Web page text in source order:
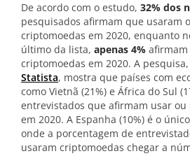
De acordo com o estudo, 32% dos
pesquisados afirmam que usaram
criptomoedas em 2020, enquanto
último da lista, apenas 4%
criptomoedas em 2020. A
Statista, mostra que países com
como Vietnã (21%) e África do Sul
entrevistados que afirmam usar
em 2020. A Espanha (10%) é o
onde a porcentagem de
usaram criptomoedas chegar a